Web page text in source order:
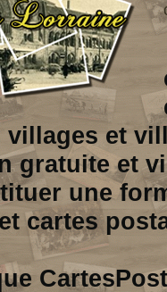
villages et
gratuite et
une
cartes